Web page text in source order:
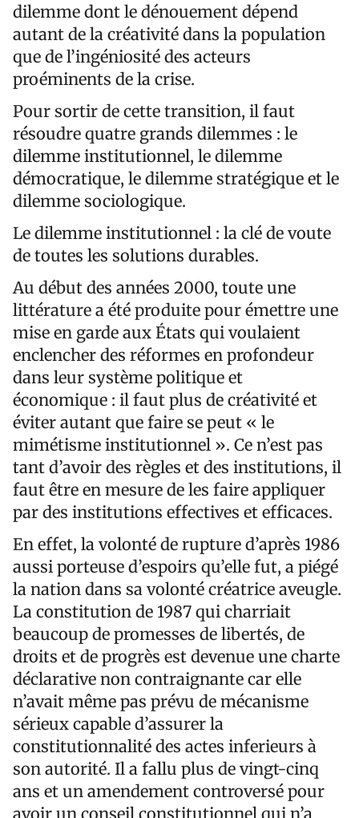
dilemme dont le dénouement dépend
autant de la créativité dans la population
que de l’ingéniosité des acteurs
proéminents de la crise.
Pour sortir de cette transition, il faut
résoudre quatre grands dilemmes : le
dilemme institutionnel, le dilemme
démocratique, le dilemme stratégique et le
dilemme sociologique.
Le dilemme institutionnel : la clé de voute
de toutes les solutions durables.
Au début des années 2000, toute une
littérature a été produite pour émettre une
mise en garde aux États qui voulaient
enclencher des réformes en profondeur
dans leur système politique et
économique : il faut plus de créativité et
éviter autant que faire se peut « le
mimétisme institutionnel ». Ce n’est pas
tant d’avoir des règles et des institutions, il
faut être en mesure de les faire appliquer
par des institutions effectives et efficaces.
En effet, la volonté de rupture d’après 1986
aussi porteuse d’espoirs qu’elle fut, a piégé
la nation dans sa volonté créatrice aveugle.
La constitution de 1987 qui charriait
beaucoup de promesses de libertés, de
droits et de progrès est devenue une charte
déclarative non contraignante car elle
n’avait même pas prévu de mécanisme
sérieux capable d’assurer la
constitutionnalité des actes inferieurs à
son autorité. Il a fallu plus de vingt-cinq
ans et un amendement controversé pour
avoir un conseil constitutionnel qui n’a